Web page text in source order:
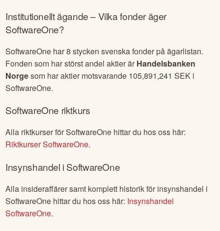
Institutionellt ägande – Vilka fonder äger
SoftwareOne?
SoftwareOne har8 stycken svenska fonder på ägarlistan.
Fonden som har störst andel aktier är Handelsbanken
Norgesom har aktier motsvarande 105,891,241 SEK i
SoftwareOne.
SoftwareOne riktkurs
Alla riktkurser förSoftwareOne hittar du hos oss här:
RiktkurserSoftwareOne.
Insynshandel iSoftwareOne
Alla insideraffärer samt komplett historik för insynshandel i
SoftwareOne hittar du hos oss här: Insynshandel
SoftwareOne.